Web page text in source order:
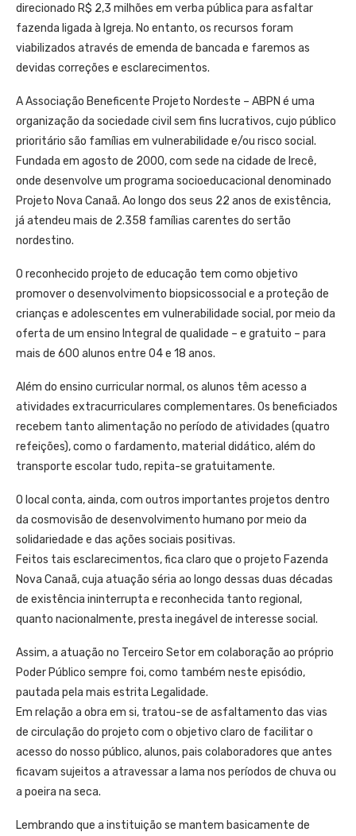
direcionado R$ 2,3 milhões em verba pública para asfaltar
fazenda ligada à Igreja. No entanto, os recursos foram
viabilizados através de emenda de bancada e faremos as
devidas correções e esclarecimentos.
A Associação Beneficente Projeto Nordeste – ABPN é uma
organização da sociedade civil sem fins lucrativos, cujo público
prioritário são famílias em vulnerabilidade e/ou risco social.
Fundada em agosto de 2000, com sede na cidade de Irecê,
onde desenvolve um programa socioeducacional denominado
Projeto Nova Canaã. Ao longo dos seus 22 anos de existência,
já atendeu mais de 2.358 famílias carentes do sertão
nordestino.
O reconhecido projeto de educação tem como objetivo
promover o desenvolvimento biopsicossocial e a proteção de
crianças e adolescentes em vulnerabilidade social, por meio da
oferta de um ensino Integral de qualidade – e gratuito – para
mais de 600 alunos entre 04 e 18 anos.
Além do ensino curricular normal, os alunos têm acesso a
atividades extracurriculares complementares. Os beneficiados
recebem tanto alimentação no período de atividades (quatro
refeições), como o fardamento, material didático, além do
transporte escolar tudo, repita-se gratuitamente.
O local conta, ainda, com outros importantes projetos dentro
da cosmovisão de desenvolvimento humano por meio da
solidariedade e das ações sociais positivas.
Feitos tais esclarecimentos, fica claro que o projeto Fazenda
Nova Canaã, cuja atuação séria ao longo dessas duas décadas
de existência ininterrupta e reconhecida tanto regional,
quanto nacionalmente, presta inegável de interesse social.
Assim, a atuação no Terceiro Setor em colaboração ao próprio
Poder Público sempre foi, como também neste episódio,
pautada pela mais estrita Legalidade.
Em relação a obra em si, tratou-se de asfaltamento das vias
de circulação do projeto com o objetivo claro de facilitar o
acesso do nosso público, alunos, pais colaboradores que antes
ficavam sujeitos a atravessar a lama nos períodos de chuva ou
a poeira na seca.
Lembrando que a instituição se mantem basicamente de